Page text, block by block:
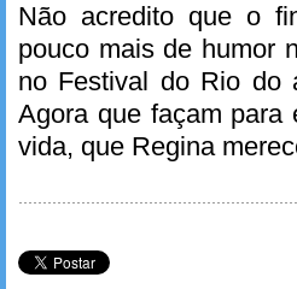
Não acredito que o
pouco mais de humor
no Festival do Rio do
Agora que façam para
vida, que Regina